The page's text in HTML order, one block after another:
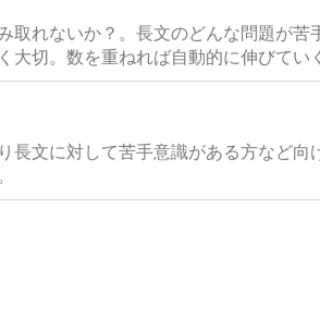
取れないか？。長文のどんな問題が苦
切。数を重ねれば自動的に伸びてい
長文に対して苦手意識がある方など向